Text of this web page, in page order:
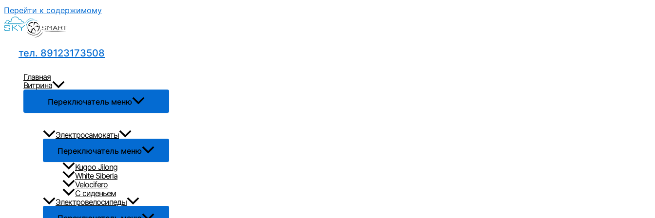
Перейти к содержимому
тел. 89123173508
Главная
Витрина
Переключатель меню
Электросамокаты
Переключатель меню
Kugoo Jilong
White Siberia
Velocifero
С сиденьем
Электровелосипеды